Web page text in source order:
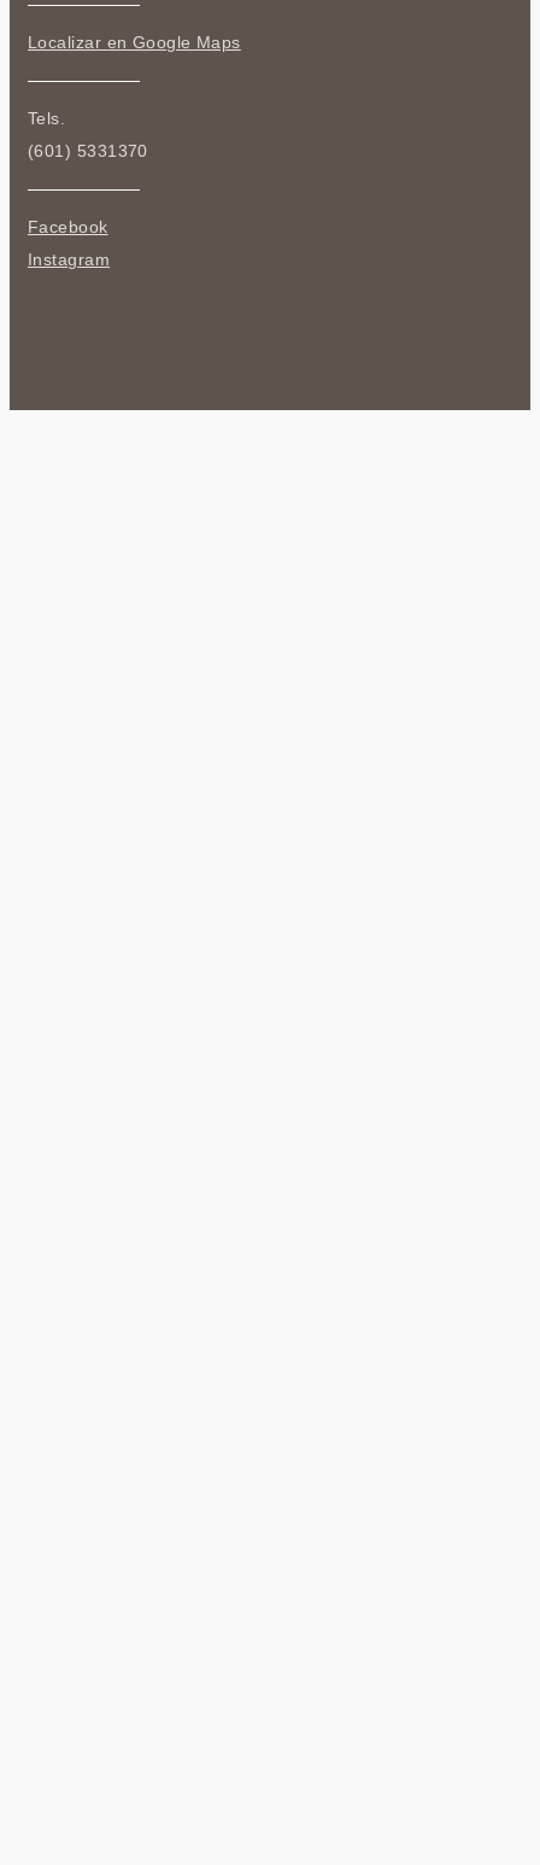
Localizar en Google Maps
Tels.
(601) 5331370
Facebook
Instagram